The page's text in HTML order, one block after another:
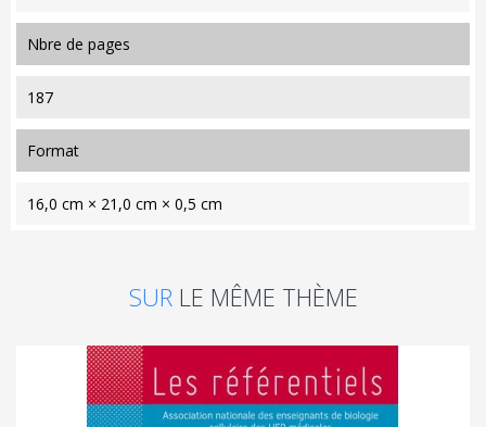
nbre de pages
187
format
16,0 cm × 21,0 cm × 0,5 cm
SUR LE MÊME THÈME